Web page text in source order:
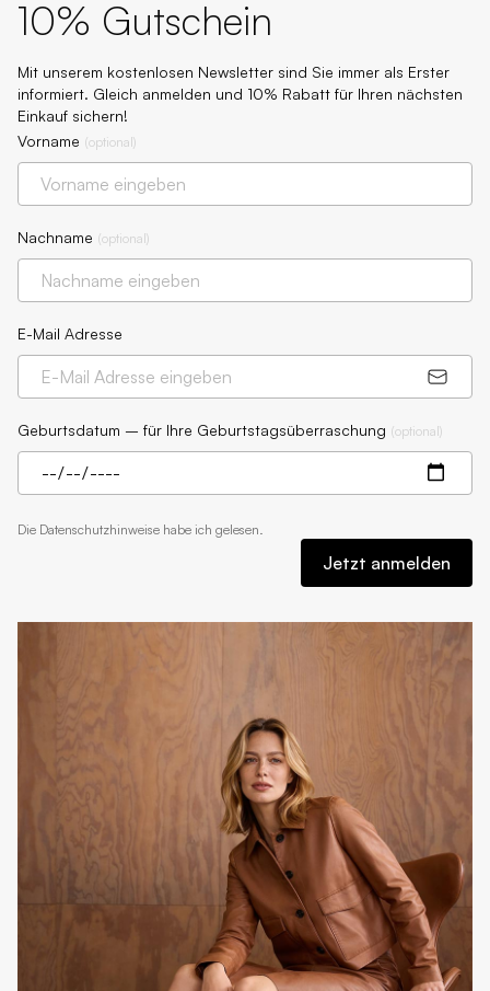
10% Gutschein
Mit unserem kostenlosen Newsletter sind Sie immer als Erster
informiert. Gleich anmelden und 10% Rabatt für Ihren nächsten
Einkauf sichern!
Vorname (optional)
Nachname (optional)
E-Mail Adresse
Geburtsdatum – für Ihre Geburtstagsüberraschung (optional)
Die Datenschutzhinweise habe ich gelesen.
Jetzt anmelden